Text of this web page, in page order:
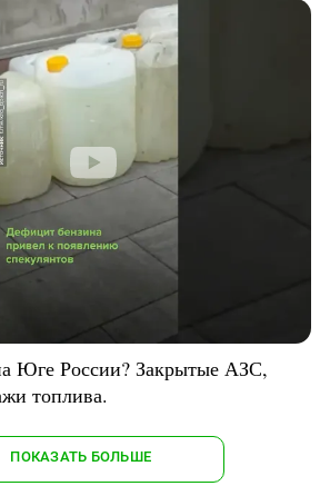
Юге России? Закрытые АЗС,
топлива.
ПОКАЗАТЬ БОЛЬШЕ